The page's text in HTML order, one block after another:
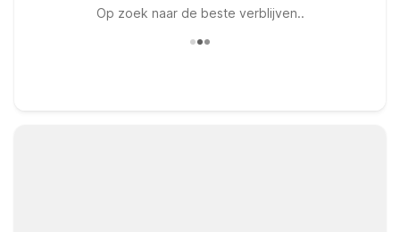
Op zoek naar de beste verblijven..